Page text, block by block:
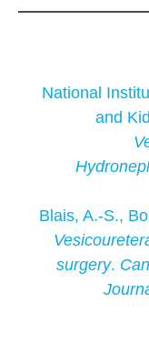
National
and
Blais, A.-S.,
surgery.